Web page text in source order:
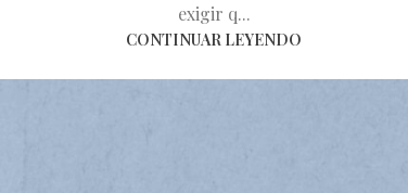
exigir q...
CONTINUAR LEYENDO